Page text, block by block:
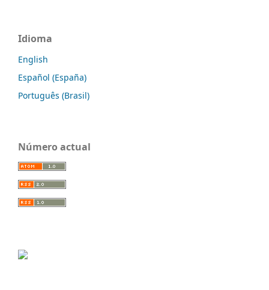
Idioma
English
Español (España)
Português (Brasil)
Número actual